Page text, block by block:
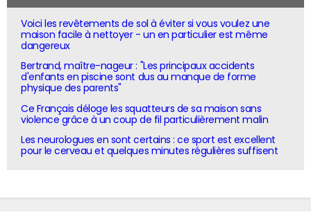
Voici les revêtements de sol à éviter si vous voulez une
maison facile à nettoyer - un en particulier est même
dangereux
Bertrand, maître-nageur : "Les principaux accidents
d'enfants en piscine sont dus au manque de forme
physique des parents"
Ce Français déloge les squatteurs de sa maison sans
violence grâce à un coup de fil particulièrement malin
Les neurologues en sont certains : ce sport est excellent
pour le cerveau et quelques minutes régulières suffisent